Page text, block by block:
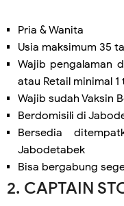
Pria & Wanita
Usia maksimum 35
Wajib pengalaman
atau Retail minimal 1
Wajib sudah Vaksin
Berdomisili di
Bersedia
Jabodetabek
Bisa bergabung
2. CAPTAIN